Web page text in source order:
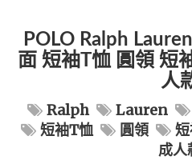
POLO Ralph
面 短袖T恤 圓領 短
人
Ralph Lauren
短袖T恤
圓領
成人